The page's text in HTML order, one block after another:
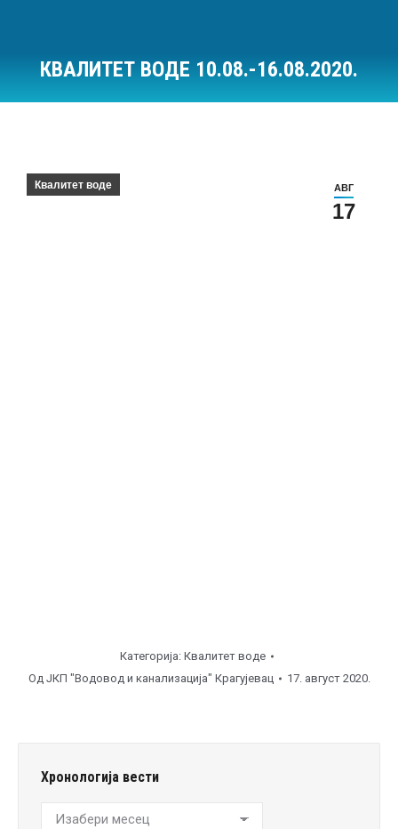
КВАЛИТЕТ ВОДЕ 10.08.-16.08.2020.
АВГ
17
Квалитет воде
Категорија: Квалитет воде
Од ЈКП "Водовод и канализација" Крагујевац 17. август 2020.
Хронологија вести
Хронологија